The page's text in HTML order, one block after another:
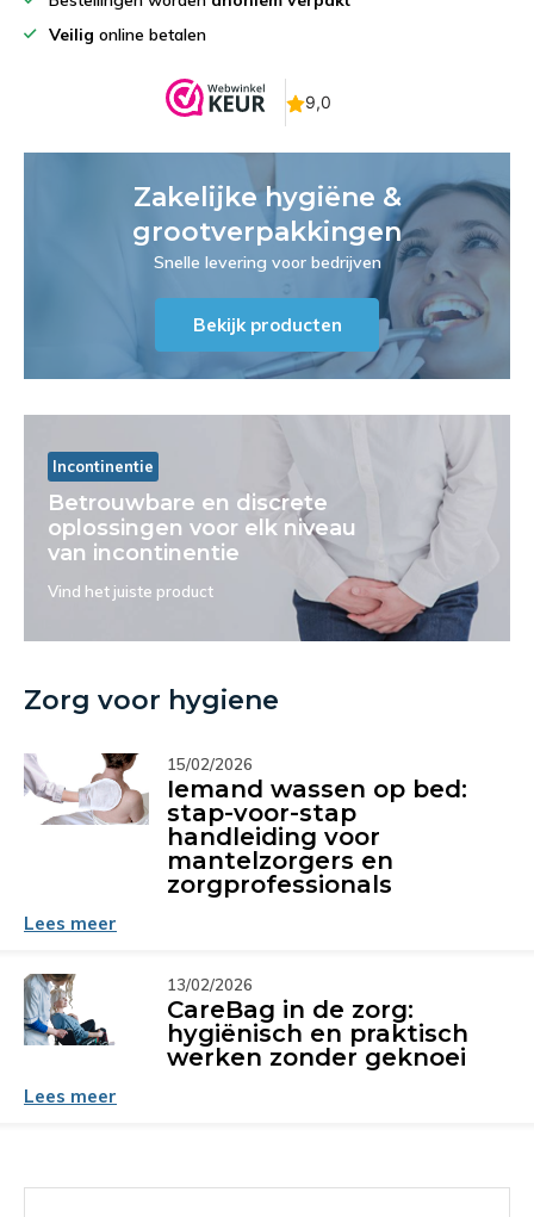
Veilig online betalen
Zakelijke hygiëne &
grootverpakkingen
Snelle levering voor bedrijven
Bekijk producten
Incontinentie
Betrouwbare en discrete
oplossingen voor elk niveau
van incontinentie
Vind het juiste product
Zorg voor hygiene
15/02/2026
Iemand wassen op bed:
stap-voor-stap
handleiding voor
mantelzorgers en
zorgprofessionals
Lees meer
13/02/2026
CareBag in de zorg:
hygiënisch en praktisch
werken zonder geknoei
Lees meer